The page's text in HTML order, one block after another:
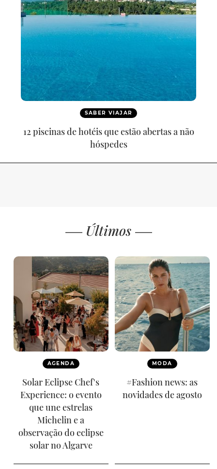
SABER VIAJAR
12 piscinas de hotéis que estão abertas a não
hóspedes
Últimos
AGENDA
Solar Eclipse Chef's
Experience: o evento
que une estrelas
Michelin e a
observação do eclipse
solar no Algarve
MODA
#Fashion news: as
novidades de agosto